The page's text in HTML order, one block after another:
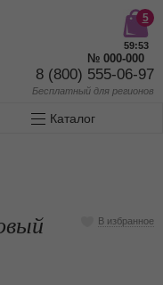
8 (800) 555-06-97
Бесплатный для регионов
5
59:53
№ 000-000
Каталог
В избранное